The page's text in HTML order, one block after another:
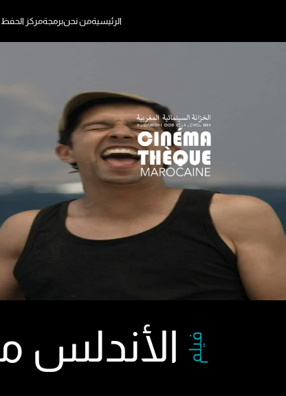
الرئيسيةمن نحنبرمجةمركز الحفظ
فيلم الأندلس